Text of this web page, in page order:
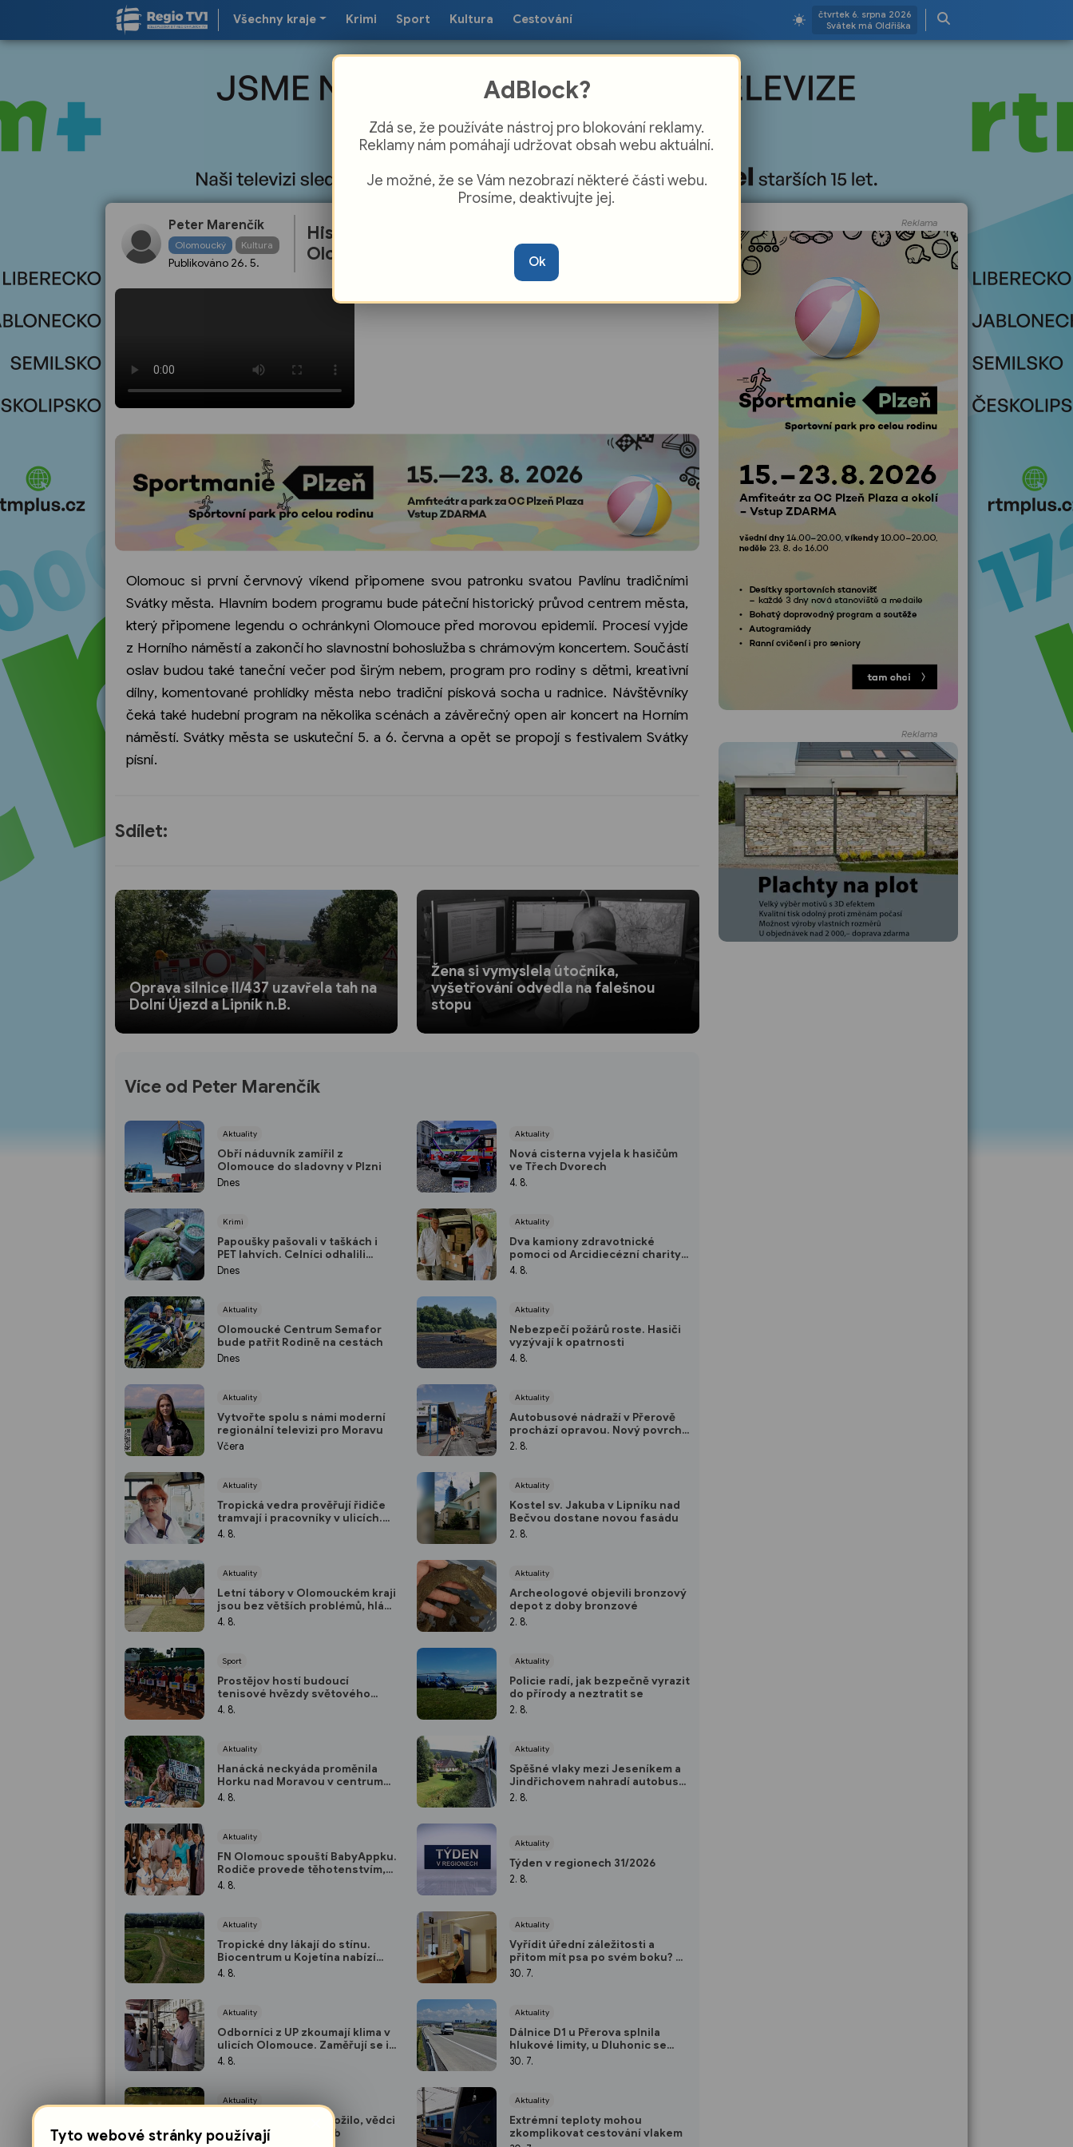
Všechny kraje Krimi Sport Kultura Cestování
čtvrtek 6. srpna 2026
Svátek má Oldřiška
Peter Marenčík
Olomoucký Kultura
Publikováno 26. 5.
Historický průvod svaté Pavlíny projde
Olomoucí
Olomouc si první červnový víkend připomene svou patronku svatou Pavlínu tradičními
Svátky města. Hlavním bodem programu bude páteční historický průvod centrem města,
který připomene legendu o ochránkyni Olomouce před morovou epidemií. Procesí vyjde
z Horního náměstí a zakončí ho slavnostní bohoslužba s chrámovým koncertem. Součástí
oslav budou také taneční večer pod širým nebem, program pro rodiny s dětmi, kreativní
dílny, komentované prohlídky města nebo tradiční písková socha u radnice. Návštěvníky
čeká také hudební program na několika scénách a závěrečný open air koncert na Horním
náměstí. Svátky města se uskuteční 5. a 6. června a opět se propojí s festivalem Svátky
písní.
Sdílet:
Oprava silnice II/437 uzavřela tah na
Dolní Újezd a Lipník n.B.
Žena si vymyslela útočníka,
vyšetřování odvedla na falešnou
stopu
Více od Peter Marenčík
Aktuality
Obří náduvník zamířil z
Olomouce do sladovny v Plzni
Dnes
Krimi
Papoušky pašovali v taškách i
PET lahvích. Celníci odhalili
nelegální obchod
Dnes
Aktuality
Olomoucké Centrum Semafor
bude patřit Rodině na cestách
Dnes
Aktuality
Vytvořte spolu s námi moderní
regionální televizi pro Moravu
Včera
Aktuality
Tropická vedra prověřují řidiče
tramvají i pracovníky v ulicích.
Pomáhá klimatizace i úprava
4. 8.
Aktuality
Letní tábory v Olomouckém kraji
jsou bez větších problémů, hlásí
hygienici
4. 8.
Sport
Prostějov hostí budoucí
tenisové hvězdy světového
tenisu
4. 8.
Aktuality
Hanácká neckyáda proměnila
Horku nad Moravou v centrum
letní zábavy a vodácké fantazie
4. 8.
Aktuality
FN Olomouc spouští BabyAppku.
Rodiče provede těhotenstvím,
porodem i prvními dny s
4. 8.
Aktuality
Tropické dny lákají do stínu.
Biocentrum u Kojetína nabízí
přírodu i nové mokřady
4. 8.
Aktuality
Odborníci z UP zkoumají klima v
ulicích Olomouce. Zaměřují se i
na přehřáté zastávky
4. 8.
Aktuality
Mrtvé rameno znovu ožilo, vědci
napočítali 15 druhů ryb
Aktuality
Nová cisterna vyjela k hasičům
ve Třech Dvorech
4. 8.
Aktuality
Dva kamiony zdravotnické
pomoci od Arcidiecézní charity
Olomouc dorazily na Ukrajinu
4. 8.
Aktuality
Nebezpečí požárů roste. Hasiči
vyzývají k opatrnosti
4. 8.
Aktuality
Autobusové nádraží v Přerově
prochází opravou. Nový povrch
má vydržet roky
2. 8.
Aktuality
Kostel sv. Jakuba v Lipníku nad
Bečvou dostane novou fasádu
2. 8.
Aktuality
Archeologové objevili bronzový
depot z doby bronzové
2. 8.
Aktuality
Policie radí, jak bezpečně vyrazit
do přírody a neztratit se
2. 8.
Aktuality
Spěšné vlaky mezi Jeseníkem a
Jindřichovem nahradí autobusy,
výluka potrvá do prosince
2. 8.
Aktuality
Týden v regionech 31/2026
2. 8.
Aktuality
Vyřídit úřední záležitosti a
přitom mít psa po svém boku? V
Zábřehu už ano.
30. 7.
Aktuality
Dálnice D1 u Přerova splnila
hlukové limity, u Dluhonic se
chystá úprava estakády
30. 7.
Aktuality
Extrémní teploty mohou
zkomplikovat cestování vlakem
Reklama
Reklama
AdBlock?
Zdá se, že používáte nástroj pro blokování reklamy.
Reklamy nám pomáhají udržovat obsah webu aktuální.
Je možné, že se Vám nezobrazí některé části webu.
Prosíme, deaktivujte jej.
Ok
Tyto webové stránky používají